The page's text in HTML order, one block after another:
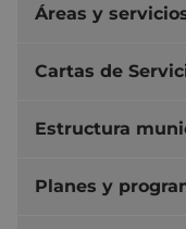
Áreas y
Cartas de
Estructura
Planes y